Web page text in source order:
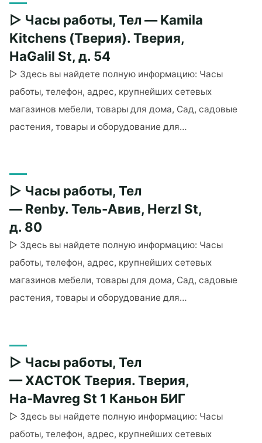
BIG"
работы,
Тел
— The
Box.
Тель-
Авив,
HaTa’arucha,
д.
3"
▷ Часы работы, Тел — Kamila
Kitchens (Тверия). Тверия,
HaGalil St, д. 54
▷ Здесь вы найдете полную информацию: Часы
работы, телефон, адрес, крупнейших сетевых
магазинов мебели, товары для дома, Сад, садовые
растения, товары и оборудование для…
работы,
Тел
— Kamila
Kitchens
(Тверия).
Тверия,
HaGalil
St,
д.
▷ Часы работы, Тел
— Renby. Тель-Авив, Herzl St,
д. 80
▷ Здесь вы найдете полную информацию: Часы
работы, телефон, адрес, крупнейших сетевых
магазинов мебели, товары для дома, Сад, садовые
растения, товары и оборудование для…
работы,
Тел
— Renby.
Тель-
Авив,
Herzl
St,
▷ Часы работы, Тел
— ХАСТОК Тверия. Тверия,
Ha-Mavreg St 1 Каньон БИГ
▷ Здесь вы найдете полную информацию: Часы
работы, телефон, адрес, крупнейших сетевых